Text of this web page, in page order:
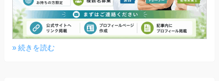
» 続きを読む